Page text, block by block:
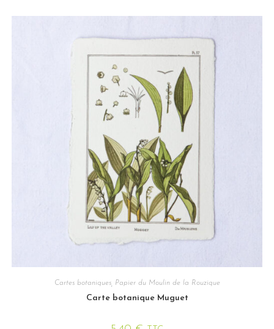
Cartes botaniques, Papier du Moulin de la Rouzique
Carte botanique Muguet